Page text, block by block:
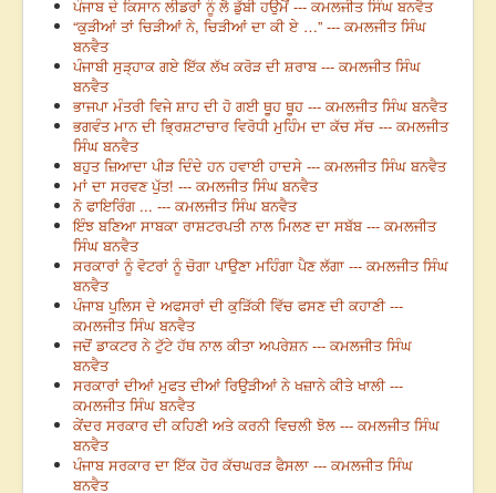
ਪੰਜਾਬ ਦੇ ਕਿਸਾਨ ਲੀਡਰਾਂ ਨੂੰ ਲੈ ਡੁੱਬੀ ਹਉਮੈਂ --- ਕਮਲਜੀਤ ਸਿੰਘ ਬਨਵੈਤ
“ਕੁੜੀਆਂ ਤਾਂ ਚਿੜੀਆਂ ਨੇ, ਚਿੜੀਆਂ ਦਾ ਕੀ ਏ …” --- ਕਮਲਜੀਤ ਸਿੰਘ
ਬਨਵੈਤ
ਪੰਜਾਬੀ ਸੁੜ੍ਹਾਕ ਗਏ ਇੱਕ ਲੱਖ ਕਰੋੜ ਦੀ ਸ਼ਰਾਬ --- ਕਮਲਜੀਤ ਸਿੰਘ
ਬਨਵੈਤ
ਭਾਜਪਾ ਮੰਤਰੀ ਵਿਜੇ ਸ਼ਾਹ ਦੀ ਹੋ ਗਈ ਥੂਹ ਥੂਹ --- ਕਮਲਜੀਤ ਸਿੰਘ ਬਨਵੈਤ
ਭਗਵੰਤ ਮਾਨ ਦੀ ਭ੍ਰਿਸ਼ਟਾਚਾਰ ਵਿਰੋਧੀ ਮੁਹਿੰਮ ਦਾ ਕੱਚ ਸੱਚ --- ਕਮਲਜੀਤ
ਸਿੰਘ ਬਨਵੈਤ
ਬਹੁਤ ਜ਼ਿਆਦਾ ਪੀੜ ਦਿੰਦੇ ਹਨ ਹਵਾਈ ਹਾਦਸੇ --- ਕਮਲਜੀਤ ਸਿੰਘ ਬਨਵੈਤ
ਮਾਂ ਦਾ ਸਰਵਣ ਪੁੱਤ! --- ਕਮਲਜੀਤ ਸਿੰਘ ਬਨਵੈਤ
ਨੋ ਫਾਇਰਿੰਗ ... --- ਕਮਲਜੀਤ ਸਿੰਘ ਬਨਵੈਤ
ਇੰਝ ਬਣਿਆ ਸਾਬਕਾ ਰਾਸ਼ਟਰਪਤੀ ਨਾਲ ਮਿਲਣ ਦਾ ਸਬੱਬ --- ਕਮਲਜੀਤ
ਸਿੰਘ ਬਨਵੈਤ
ਸਰਕਾਰਾਂ ਨੂੰ ਵੋਟਰਾਂ ਨੂੰ ਚੋਗਾ ਪਾਉਣਾ ਮਹਿੰਗਾ ਪੈਣ ਲੱਗਾ --- ਕਮਲਜੀਤ ਸਿੰਘ
ਬਨਵੈਤ
ਪੰਜਾਬ ਪੁਲਿਸ ਦੇ ਅਫਸਰਾਂ ਦੀ ਕੁੜਿੱਕੀ ਵਿੱਚ ਫਸਣ ਦੀ ਕਹਾਣੀ ---
ਕਮਲਜੀਤ ਸਿੰਘ ਬਨਵੈਤ
ਜਦੋਂ ਡਾਕਟਰ ਨੇ ਟੁੱਟੇ ਹੱਥ ਨਾਲ ਕੀਤਾ ਅਪਰੇਸ਼ਨ --- ਕਮਲਜੀਤ ਸਿੰਘ
ਬਨਵੈਤ
ਸਰਕਾਰਾਂ ਦੀਆਂ ਮੁਫਤ ਦੀਆਂ ਰਿਉੜੀਆਂ ਨੇ ਖਜ਼ਾਨੇ ਕੀਤੇ ਖਾਲੀ ---
ਕਮਲਜੀਤ ਸਿੰਘ ਬਨਵੈਤ
ਕੇਂਦਰ ਸਰਕਾਰ ਦੀ ਕਹਿਣੀ ਅਤੇ ਕਰਨੀ ਵਿਚਲੀ ਝੋਲ --- ਕਮਲਜੀਤ ਸਿੰਘ
ਬਨਵੈਤ
ਪੰਜਾਬ ਸਰਕਾਰ ਦਾ ਇੱਕ ਹੋਰ ਕੱਚਘਰੜ ਫੈਸਲਾ --- ਕਮਲਜੀਤ ਸਿੰਘ
ਬਨਵੈਤ